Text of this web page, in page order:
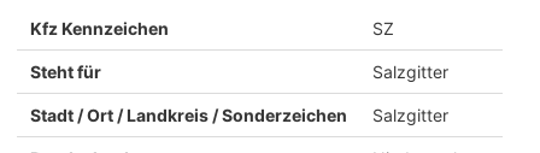
Kfz Kennzeichen SZ
Steht für Salzgitter
Stadt / Ort / Landkreis / Sonderzeichen Salzgitter